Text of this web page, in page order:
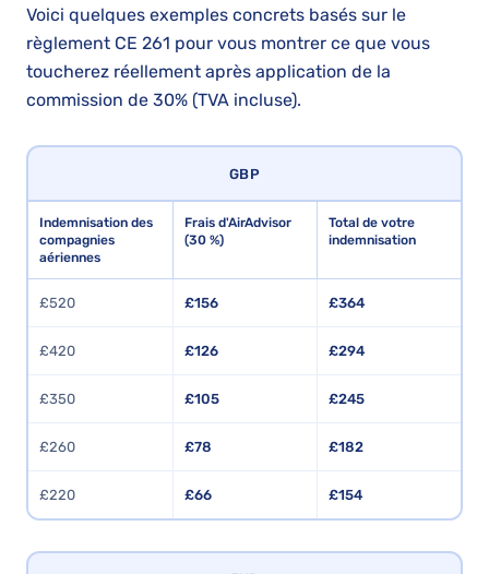
Voici quelques exemples concrets basés sur le
règlement CE 261 pour vous montrer ce que vous
toucherez réellement après application de la
commission de 30% (TVA incluse).
GBP
Indemnisation des
compagnies
aériennes
Frais d'AirAdvisor
(30 %)
Total de votre
indemnisation
£520 £156 £364
£420 £126 £294
£350 £105 £245
£260 £78 £182
£220 £66 £154